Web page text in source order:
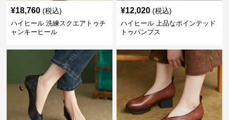
¥18,760 (税込)
ハイヒール 洗練スクエアトゥチ
ャンキーヒール
¥12,020 (税込)
ハイヒール 上品なポインテッド
トゥパンプス